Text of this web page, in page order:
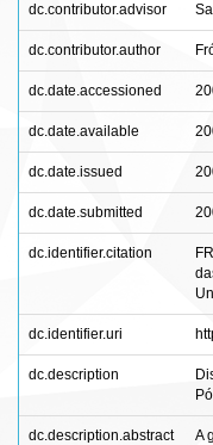
dc.contributor.advisor
dc.contributor.author
dc.date.accessioned
dc.date.available
dc.date.issued
dc.date.submitted
dc.identifier.citation
dc.identifier.uri
dc.description
dc.description.abstract
A